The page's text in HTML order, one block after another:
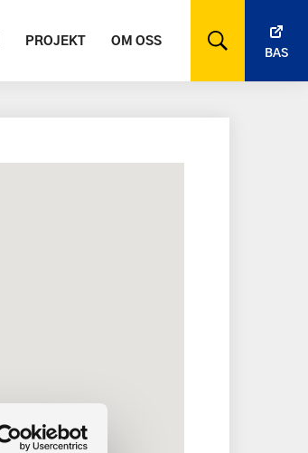
PROJEKT OM OSS
BAS